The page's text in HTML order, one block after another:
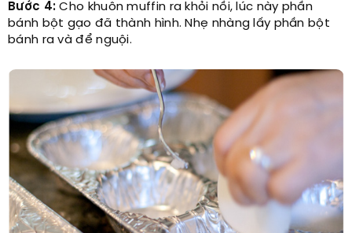
Bước 4: Cho khuôn muffin ra khỏi nồi, lúc này phần
bánh bột gạo đã thành hình. Nhẹ nhàng lấy phần bột
bánh ra và để nguội.